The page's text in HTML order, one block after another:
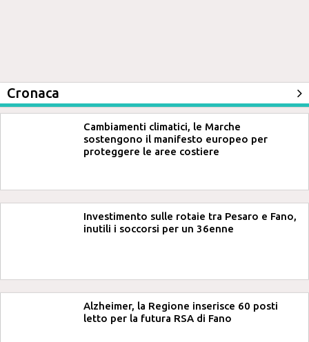
Cronaca
Cambiamenti climatici, le Marche
sostengono il manifesto europeo per
proteggere le aree costiere
Investimento sulle rotaie tra Pesaro e Fano,
inutili i soccorsi per un 36enne
Alzheimer, la Regione inserisce 60 posti
letto per la futura RSA di Fano